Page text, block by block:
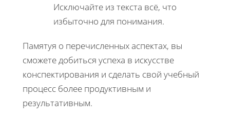
Исключайте из текста всё, что
избыточно для понимания.
Памятуя о перечисленных аспектах, вы
сможете добиться успеха в искусстве
конспектирования и сделать свой учебный
процесс более продуктивным и
результативным.